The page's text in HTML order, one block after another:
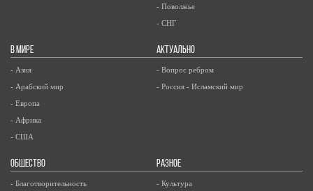
- Поволжье
- СНГ
В МИРЕ
- Азия
- Арабский мир
- Европа
- Африка
- США
АКТУАЛЬНО
- Вопрос ребром
- Россия - Исламский мир
ОБЩЕСТВО
- Благотворительность
РАЗНОЕ
- Культура